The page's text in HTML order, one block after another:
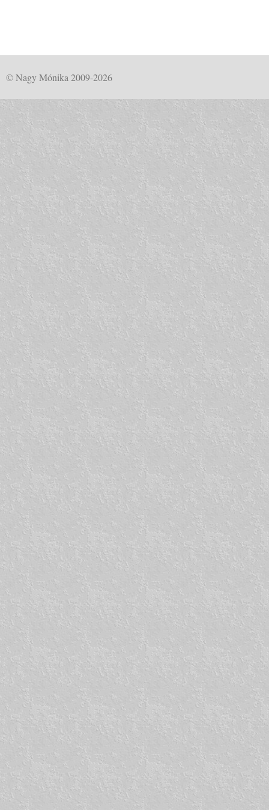
© Nagy Mónika 2009-2026